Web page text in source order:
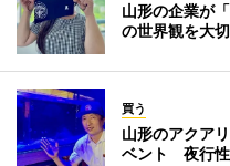
山形の企業が
の世界観を大
買う
山形のアクア
ベント 夜行性